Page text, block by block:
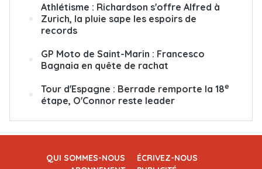
Athlétisme : Richardson s'offre Alfred à
Zurich, la pluie sape les espoirs de
records
GP Moto de Saint-Marin : Francesco
Bagnaia en quête de rachat
Tour d'Espagne : Berrade remporte la 18e
étape, O'Connor reste leader
QUI SOMMES-NOUS
ÉCRIVEZ-NOUS